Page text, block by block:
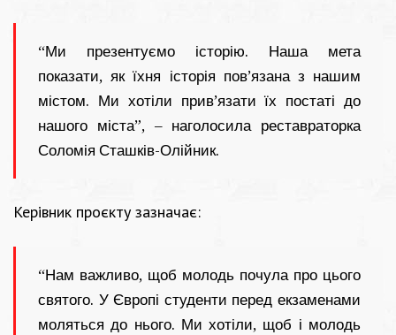
“Ми презентуємо історію. Наша мета
показати, як їхня історія пов’язана з нашим
містом. Ми хотіли прив’язати їх постаті до
нашого міста”, – наголосила реставраторка
Соломія Сташків-Олійник.
Керівник проєкту зазначає:
“Нам важливо, щоб молодь почула про цього
святого. У Європі студенти перед екзаменами
моляться до нього. Ми хотіли, щоб і молодь